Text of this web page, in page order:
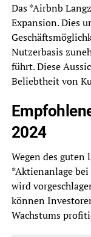
Das *Airbnb
Expansion. Dies
Nutzerbasis
führt. Diese
Beliebtheit von
2024
Wegen des
*Aktienanlage
wird
können
Wachstums